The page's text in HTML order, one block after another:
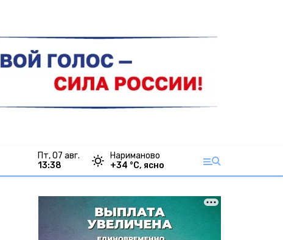
пт, 07 авг.
13:38
Нариманово
+34 °С, ясно